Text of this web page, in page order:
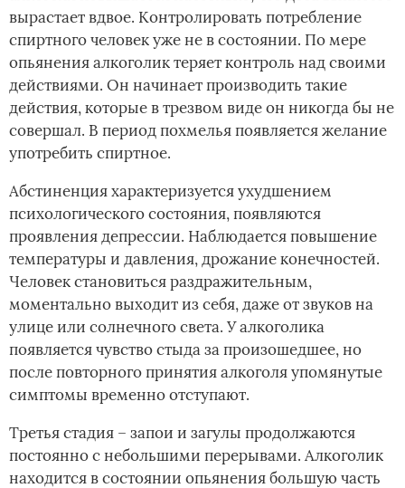
вырастает вдвое. Контролировать потребление
спиртного человек уже не в состоянии. По мере
опьянения алкоголик теряет контроль над своими
действиями. Он начинает производить такие
действия, которые в трезвом виде он никогда бы не
совершал. В период похмелья появляется желание
употребить спиртное.­
Абстиненция характеризуется ухудшением
психологического состояния, появляются
проявления депрессии. Наблюдается повышение
температуры и давления, дрожание конечностей.
Человек становиться раздражительным,
моментально выходит из себя, даже от звуков на
улице или солнечного света. У алкоголика
появляется чувство стыда за произошедшее, но
после повторного принятия алкоголя упомянутые
симптомы временно отступают.
Третья стадия – запои и загулы продолжаются
постоянно с небольшими перерывами. Алкоголик
находится в состоянии опьянения большую часть